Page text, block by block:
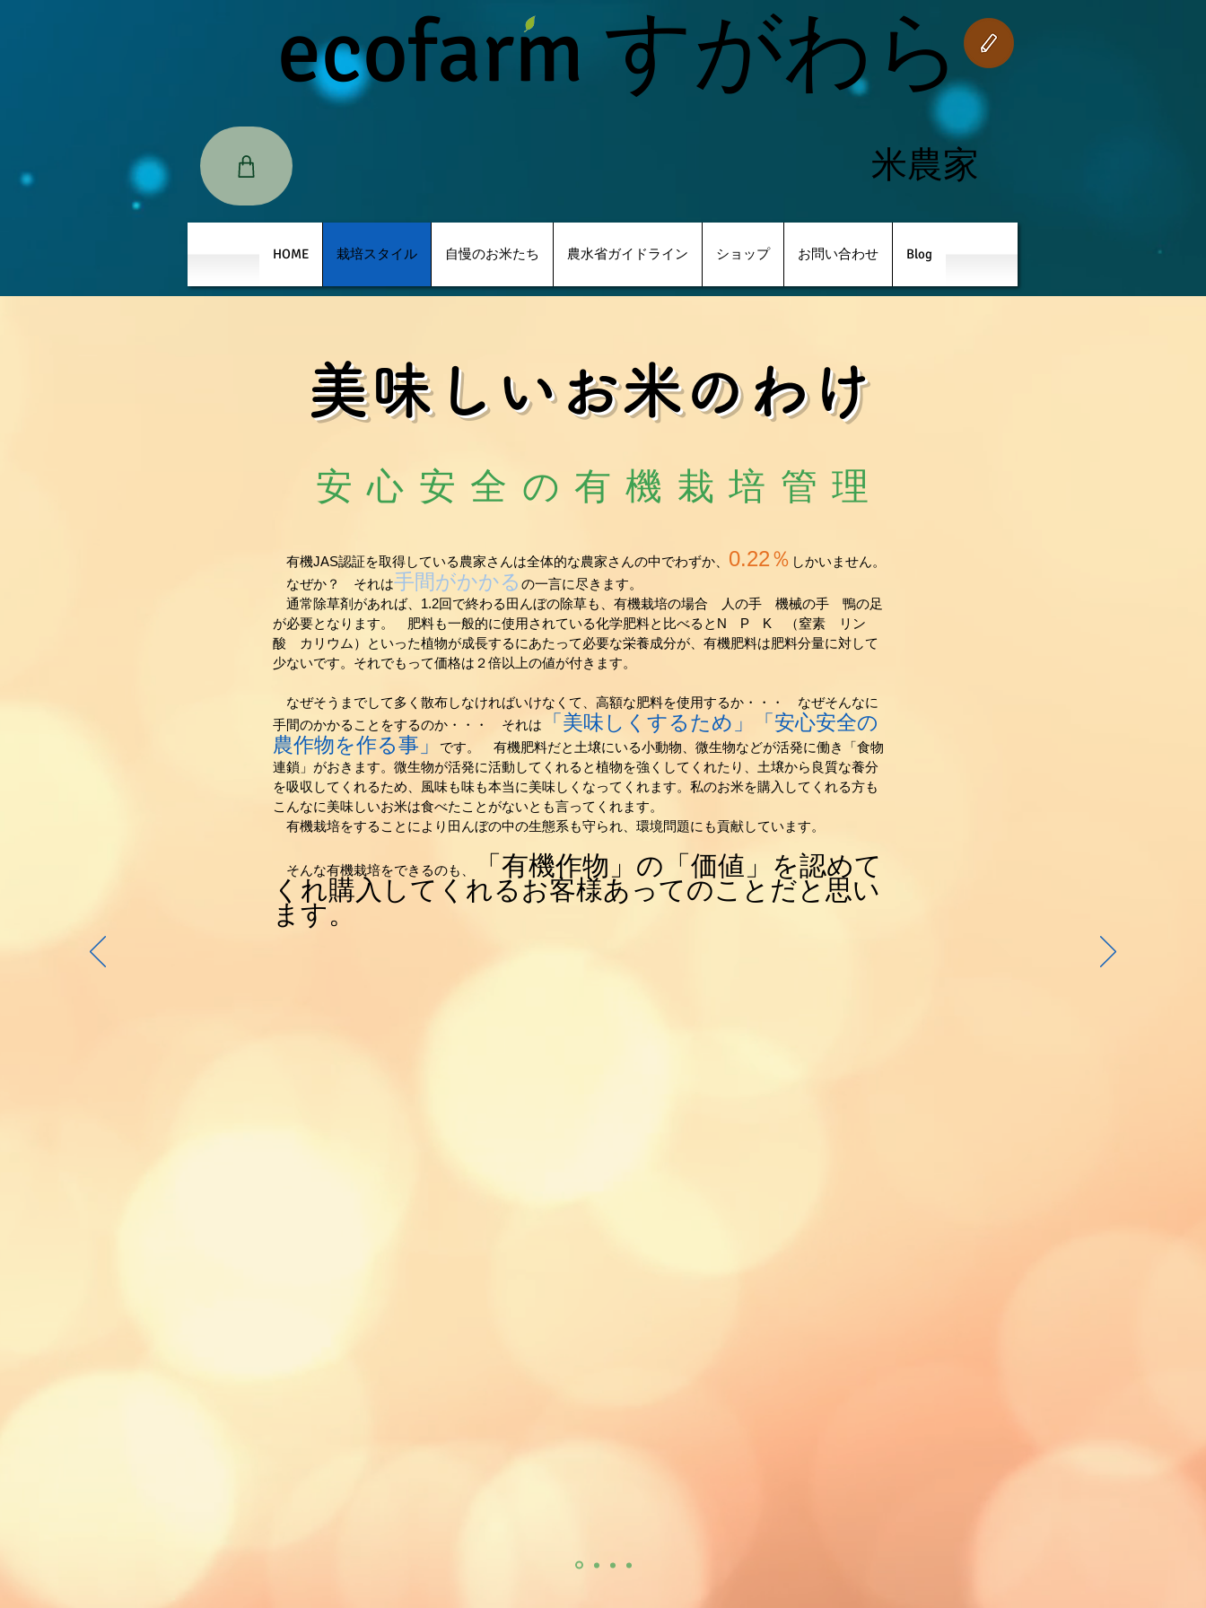
ecofarm すがわら
​ 米農家
HOME 栽培スタイル 自慢のお米たち 農水省ガイドライン ショップ お問い合わせ Blog
​美味しいお米のわけ
安心安全の有機栽培管理
​ 有機JAS認証を取得している農家さんは全体的な農家さんの中でわずか、 0.22％ しかいません。
なぜか？ それは手間がかかる の一言に尽きます。
通常除草剤があれば、1.2回で終わる田んぼの除草も、有機栽培の場合 人の手 機械の手 鴨の足
が必要となります。 肥料も一般的に使用されている化学肥料と比べるとN P K （窒素 リン
酸 カリウム）といった植物が成長するにあたって必要な栄養成分が、有機肥料は肥料分量に対して
少ないです。それでもって価格は２倍以上の値が付きます。
なぜそうまでして多く散布しなければいけなくて、高額な肥料を使用するか・・・ なぜそんなに
手間のかかることをするのか・・・ それは
「美味しくするため」「安心安全の
農作物を作る事」
です。 有機肥料だと土壌にいる小動物、微生物などが活発に働き「食物
連鎖」がおきます。微生物が活発に活動してくれると植物を強くしてくれたり、土壌から良質な養分
を吸収してくれるため、風味も味も本当に美味しくなってくれます。私のお米を購入してくれる方も
こんなに美味しいお米は食べたことがないとも言ってくれます。
有機栽培をすることにより田んぼの中の生態系も守られ、環境問題にも貢献しています。
そんな有機栽培をできるのも、
「有機作物」の「価値」を認めて
くれ購入してくれるお客様あってのことだと思い
ます。